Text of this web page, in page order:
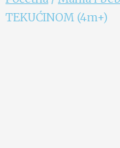
TEKUĆINOM (4m+)